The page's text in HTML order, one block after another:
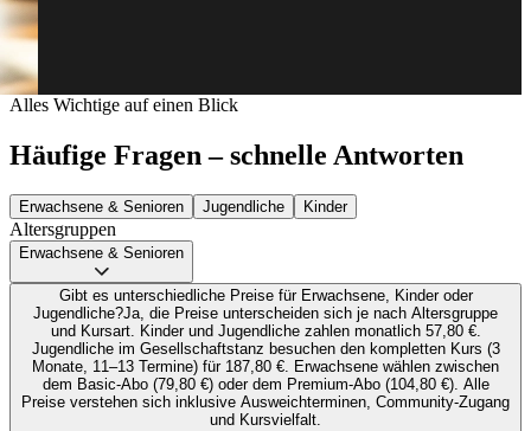
Alles Wichtige auf einen Blick
Häufige Fragen – schnelle Antworten
Erwachsene & Senioren Jugendliche Kinder
Altersgruppen
Erwachsene & Senioren
Gibt es unterschiedliche Preise für Erwachsene, Kinder oder
Jugendliche?Ja, die Preise unterscheiden sich je nach Altersgruppe
und Kursart. Kinder und Jugendliche zahlen monatlich 57,80 €.
Jugendliche im Gesellschaftstanz besuchen den kompletten Kurs (3
Monate, 11–13 Termine) für 187,80 €. Erwachsene wählen zwischen
dem Basic-Abo (79,80 €) oder dem Premium-Abo (104,80 €). Alle
Preise verstehen sich inklusive Ausweichterminen, Community-Zugang
und Kursvielfalt.